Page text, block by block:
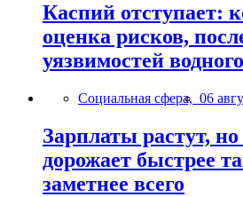
Каспий отступает:
оценка рисков,
уязвимостей
Социальная сфера, 06
Зарплаты растут,
дорожает быстрее
заметнее всего